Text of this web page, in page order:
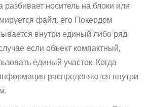
носитель на блоки или
файл, его Покердом
внутри единый либо ряд
если объект компактный,
единый участок. Когда
распределяются внутри